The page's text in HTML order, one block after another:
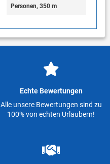
Personen, 350 m
Echte Bewertungen
Alle unsere Bewertungen sind zu
100% von echten Urlaubern!